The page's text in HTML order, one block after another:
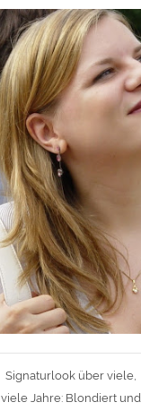
Signaturlook über viele,
viele Jahre: Blondiert und